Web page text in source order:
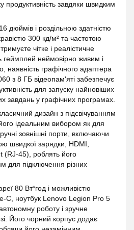
продуктивність завдяки швидким
дюймів і роздільною здатністю
300 кд/м² та частотою
чітке і реалістичне
неймовірно живим і
наявність графічного адаптера
з 8 ГБ відеопам'яті забезпечує
для запуску найновіших
завдань у графічних програмах.
дизайн з підсвічуванням
ідеальним вибором як для
зовнішні порти, включаючи
швидкої зарядки, HDMI,
(RJ-45), роблять його
для підключення різних
80 Вт*год і можливістю
C, ноутбук Lenovo Legion Pro 5
роботу і зручне
Його чорний корпус додає